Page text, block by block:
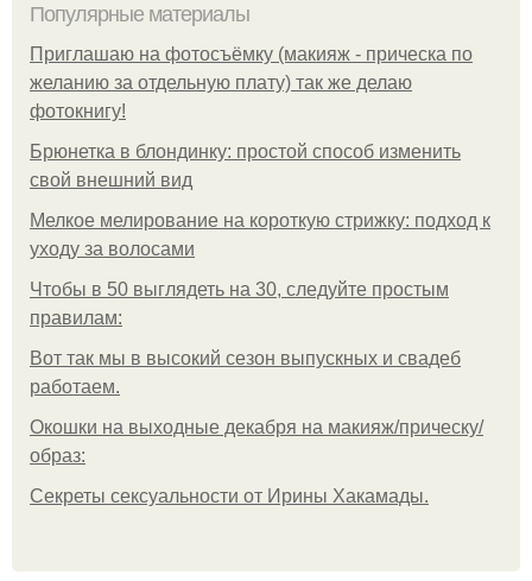
Популярные материалы
Приглашаю на фотосъёмку (макияж - прическа по
желанию за отдельную плату) так же делаю
фотокнигу!
Брюнетка в блондинку: простой способ изменить
свой внешний вид
Мелкое мелирование на короткую стрижку: подход к
уходу за волосами
Чтобы в 50 выглядеть на 30, следуйте простым
правилам:
Вот так мы в высокий сезон выпускных и свадеб
работаем.
Окошки на выходные декабря на макияж/прическу/
образ:
Секреты сексуальности от Ирины Хакамады.